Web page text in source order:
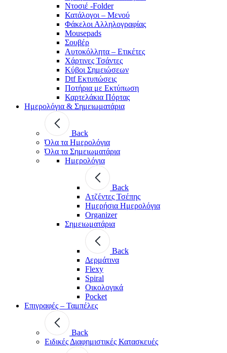
Ντοσιέ -Folder
Κατάλογοι – Μενού
Φάκελοι Αλληλογραφίας
Mousepads
Σουβέρ
Αυτοκόλλητα – Ετικέτες
Χάρτινες Τσάντες
Κύβοι Σημειώσεων
Dtf Εκτυπώσεις
Ποτήρια με Εκτύπωση
Καρτελάκια Πόρτας
Ημερολόγια & Σημειωματάρια
Back
Όλα τα Ημερολόγια
Όλα τα Σημειωματάρια
Ημερολόγια
Back
Ατζέντες Τσέπης
Ημερήσια Ημερολόγια
Organizer
Σημειωματάρια
Back
Δερμάτινα
Flexy
Spiral
Οικολογικά
Pocket
Επιγραφές – Ταμπέλες
Back
Ειδικές Διαφημιστικές Κατασκευές